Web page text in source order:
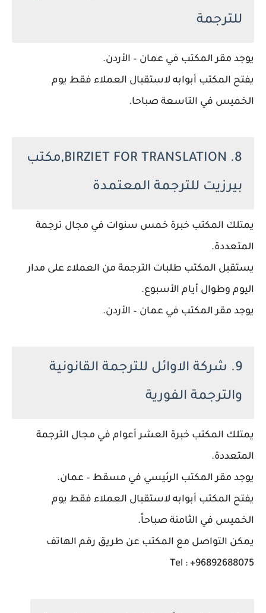
للترجمة
يوجد مقر المكتب في عمان – الأردن.
يفتح المكتب أبوابه لاستقبال العملاء فقط يوم
الخميس في التاسعة صباحا.
8. BIRZIET FOR TRANSLATION,مكتب
بيرزيت للترجمة المعتمدة
يمتلك المكتب خبرة خمس سنوات في مجال ترجمة
المتعددة.
يستقبل المكتب طلبات الترجمة من العملاء على مدار
اليوم وطوال أيام الأسبوع.
يوجد مقر المكتب في عمان – الأردن.
9. شركة الاوائل للترجمة القانونية
والترجمة الفورية
يمتلك المكتب خبرة العشر أعوام في مجال الترجمة
المتعددة.
يوجد مقر المكتب الرئيسي في مسقط – عمان.
يفتح المكتب أبوابه لاستقبال العملاء فقط يوم
الخميس في الثامنة صباحاً.
يمكن التواصل مع المكتب عن طريق رقم الهاتف
Tel : +96892688075